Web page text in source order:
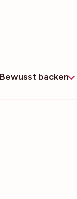
Bewusst backen